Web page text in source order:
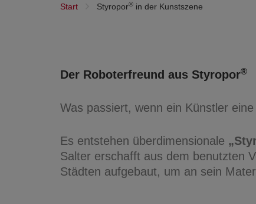
Start Styropor® in der Kunstszene
Der Roboterfreund aus Styropor®
Was passiert, wenn ein Künstler
Es entstehen überdimensionale
Salter erschafft aus dem benutzten
Städten aufgebaut, um an sein